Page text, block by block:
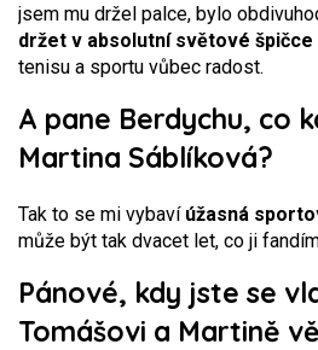
jsem mu držel palce, bylo
držet v absolutní světové špičce
tenisu a sportu vůbec radost.
A pane Berdychu, co
Martina Sáblíková?
Tak to se mi vybaví úžasná
může být tak dvacet let, co ji
Pánové, kdy jste se
Tomášovi a Martině